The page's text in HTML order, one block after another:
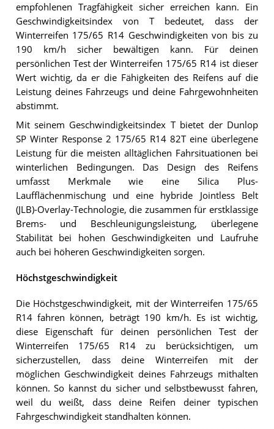
empfohlenen Tragfähigkeit sicher erreichen kann. Ein
Geschwindigkeitsindex von T bedeutet, dass der
Winterreifen 175/65 R14 Geschwindigkeiten von bis zu
190 km/h sicher bewältigen kann. Für deinen
persönlichen Test der Winterreifen 175/65 R14 ist dieser
Wert wichtig, da er die Fähigkeiten des Reifens auf die
Leistung deines Fahrzeugs und deine Fahrgewohnheiten
abstimmt.
Mit seinem Geschwindigkeitsindex T bietet der Dunlop
SP Winter Response 2 175/65 R14 82T eine überlegene
Leistung für die meisten alltäglichen Fahrsituationen bei
winterlichen Bedingungen. Das Design des Reifens
umfasst Merkmale wie eine Silica Plus-
Laufflächenmischung und eine hybride Jointless Belt
(JLB)-Overlay-Technologie, die zusammen für erstklassige
Brems- und Beschleunigungsleistung, überlegene
Stabilität bei hohen Geschwindigkeiten und Laufruhe
auch bei höheren Geschwindigkeiten sorgen.
Höchstgeschwindigkeit
Die Höchstgeschwindigkeit, mit der Winterreifen 175/65
R14 fahren können, beträgt 190 km/h. Es ist wichtig,
diese Eigenschaft für deinen persönlichen Test der
Winterreifen 175/65 R14 zu berücksichtigen, um
sicherzustellen, dass deine Winterreifen mit der
möglichen Geschwindigkeit deines Fahrzeugs mithalten
können. So kannst du sicher und selbstbewusst fahren,
weil du weißt, dass deine Reifen deiner typischen
Fahrgeschwindigkeit standhalten können.